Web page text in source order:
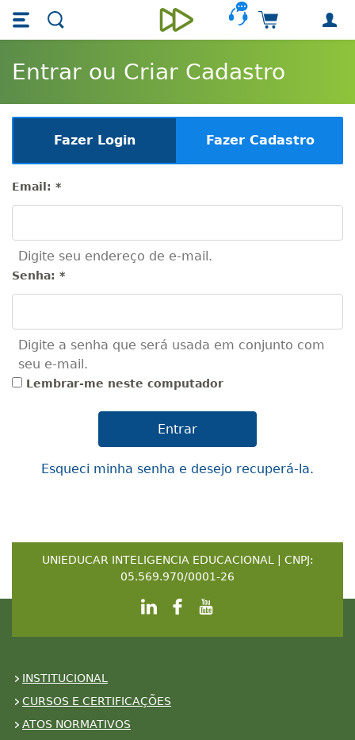
Skip main navigation
Skip to main content
Unieducar
Carrinho de
Entrar ou Criar Cadastro
Fazer Login Fazer Cadastro
Email: *
Digite seu endereço de e-mail.
Senha: *
Digite a senha que será usada em conjunto com
seu e-mail.
Lembrar-me neste computador
Esqueci minha senha e desejo recuperá-la.
UNIEDUCAR INTELIGENCIA EDUCACIONAL | CNPJ:
05.569.970/0001-26
INSTITUCIONAL
CURSOS E CERTIFICAÇÕES
ATOS NORMATIVOS